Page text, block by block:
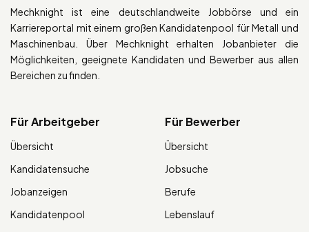
Mechknight ist eine deutschlandweite Jobbörse und ein
Karriereportal mit einem großen Kandidatenpool für Metall und
Maschinenbau. Über Mechknight erhalten Jobanbieter die
Möglichkeiten, geeignete Kandidaten und Bewerber aus allen
Bereichen zu finden.
Für Arbeitgeber
Übersicht
Kandidatensuche
Jobanzeigen
Kandidatenpool
Für Bewerber
Übersicht
Jobsuche
Berufe
Lebenslauf